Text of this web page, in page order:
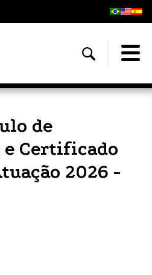
de
Certificado
2026 -